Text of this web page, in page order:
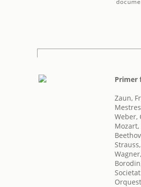
Primer
Zaun,
Weber,